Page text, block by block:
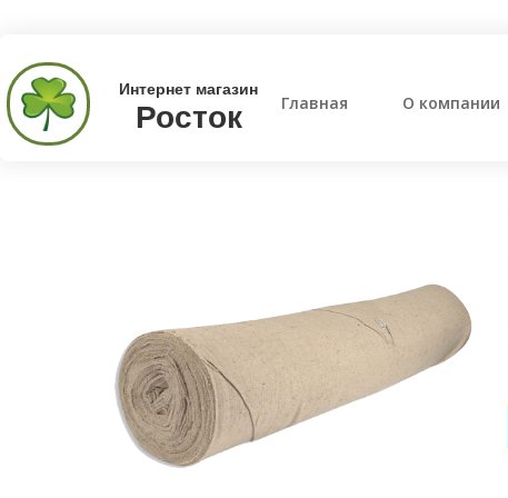
Интернет магазин
Росток Главная О компании